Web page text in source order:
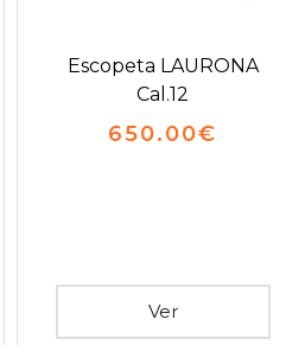
Escopeta LAURONA
Cal.12
650.00€
Ver